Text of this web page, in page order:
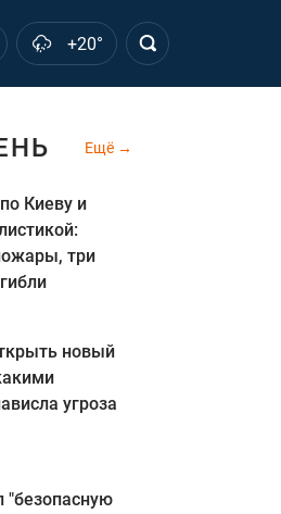
+20°
Ещё
Киеву и
три
новый
угроза
"безопасную